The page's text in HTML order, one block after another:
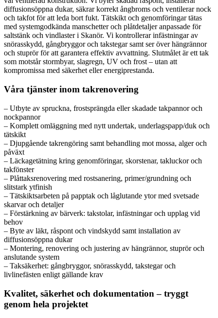
diffusionsöppna dukar, säkrar korrekt ångbroms och ventilerar nock
och takfot för att leda bort fukt. Tätskikt och genomföringar tätas
med systemgodkända manschetter och plåtdetaljer anpassade för
saltstänk och vindlaster i Skanör. Vi kontrollerar infästningar av
snörasskydd, gångbryggor och takstegar samt ser över hängrännor
och stuprör för att garantera effektiv avvattning. Slutmålet är ett tak
som motstår stormbyar, slagregn, UV och frost – utan att
kompromissa med säkerhet eller energi­prestanda.
Våra tjänster inom takrenovering
– Utbyte av spruckna, frostsprängda eller skadade takpannor och
nockpannor
– Komplett omläggning med nytt undertak, underlagspapp/duk och
tätskikt
– Djupgående takrengöring samt behandling mot mossa, alger och
påväxt
– Läckagetätning kring genomföringar, skorstenar, takluckor och
takfönster
– Plåttaksrenovering med rostsanering, primer/grundning och
slitstark ytfinish
– Tätskiktsarbeten på papptak och låglutande ytor med svetsade
skarvar och detaljer
– Förstärkning av bärverk: takstolar, infästningar och upplag vid
behov
– Byte av läkt, råspont och vindskydd samt installation av
diffusionsöppna dukar
– Montering, renovering och justering av hängrännor, stuprör och
anslutande system
– Taksäkerhet: gångbryggor, snörasskydd, takstegar och
livlinefästen enligt gällande krav
Kvalitet, säkerhet och dokumentation – tryggt
genom hela projektet